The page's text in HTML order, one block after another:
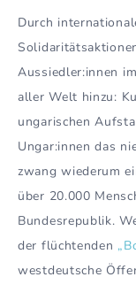
Durch
Aussiedler:innen
aller Welt hinzu:
ungarischen
Ungar:innen das
zwang wiederum
über 20.000
Bundesrepublik.
der flüchtenden
westdeutsche